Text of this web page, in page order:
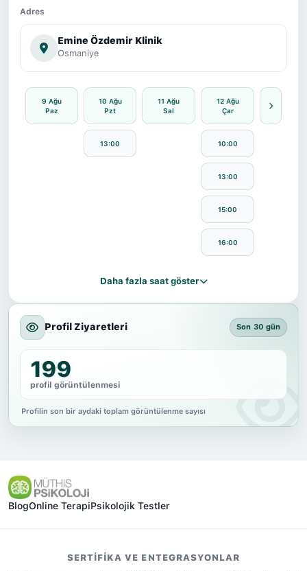
Adres
Emine Özdemir Klinik
Osmaniye
9 Ağu
Paz
10 Ağu
Pzt
11 Ağu
Sal
12 Ağu
Çar
13:00 10:00
13:00
15:00
16:00
Daha fazla saat göster
Profil Ziyaretleri Son 30 gün
199
profil görüntülenmesi
Profilin son bir aydaki toplam görüntülenme sayısı
BlogOnline TerapiPsikolojik Testler
SERTIFIKA VE ENTEGRASYONLAR